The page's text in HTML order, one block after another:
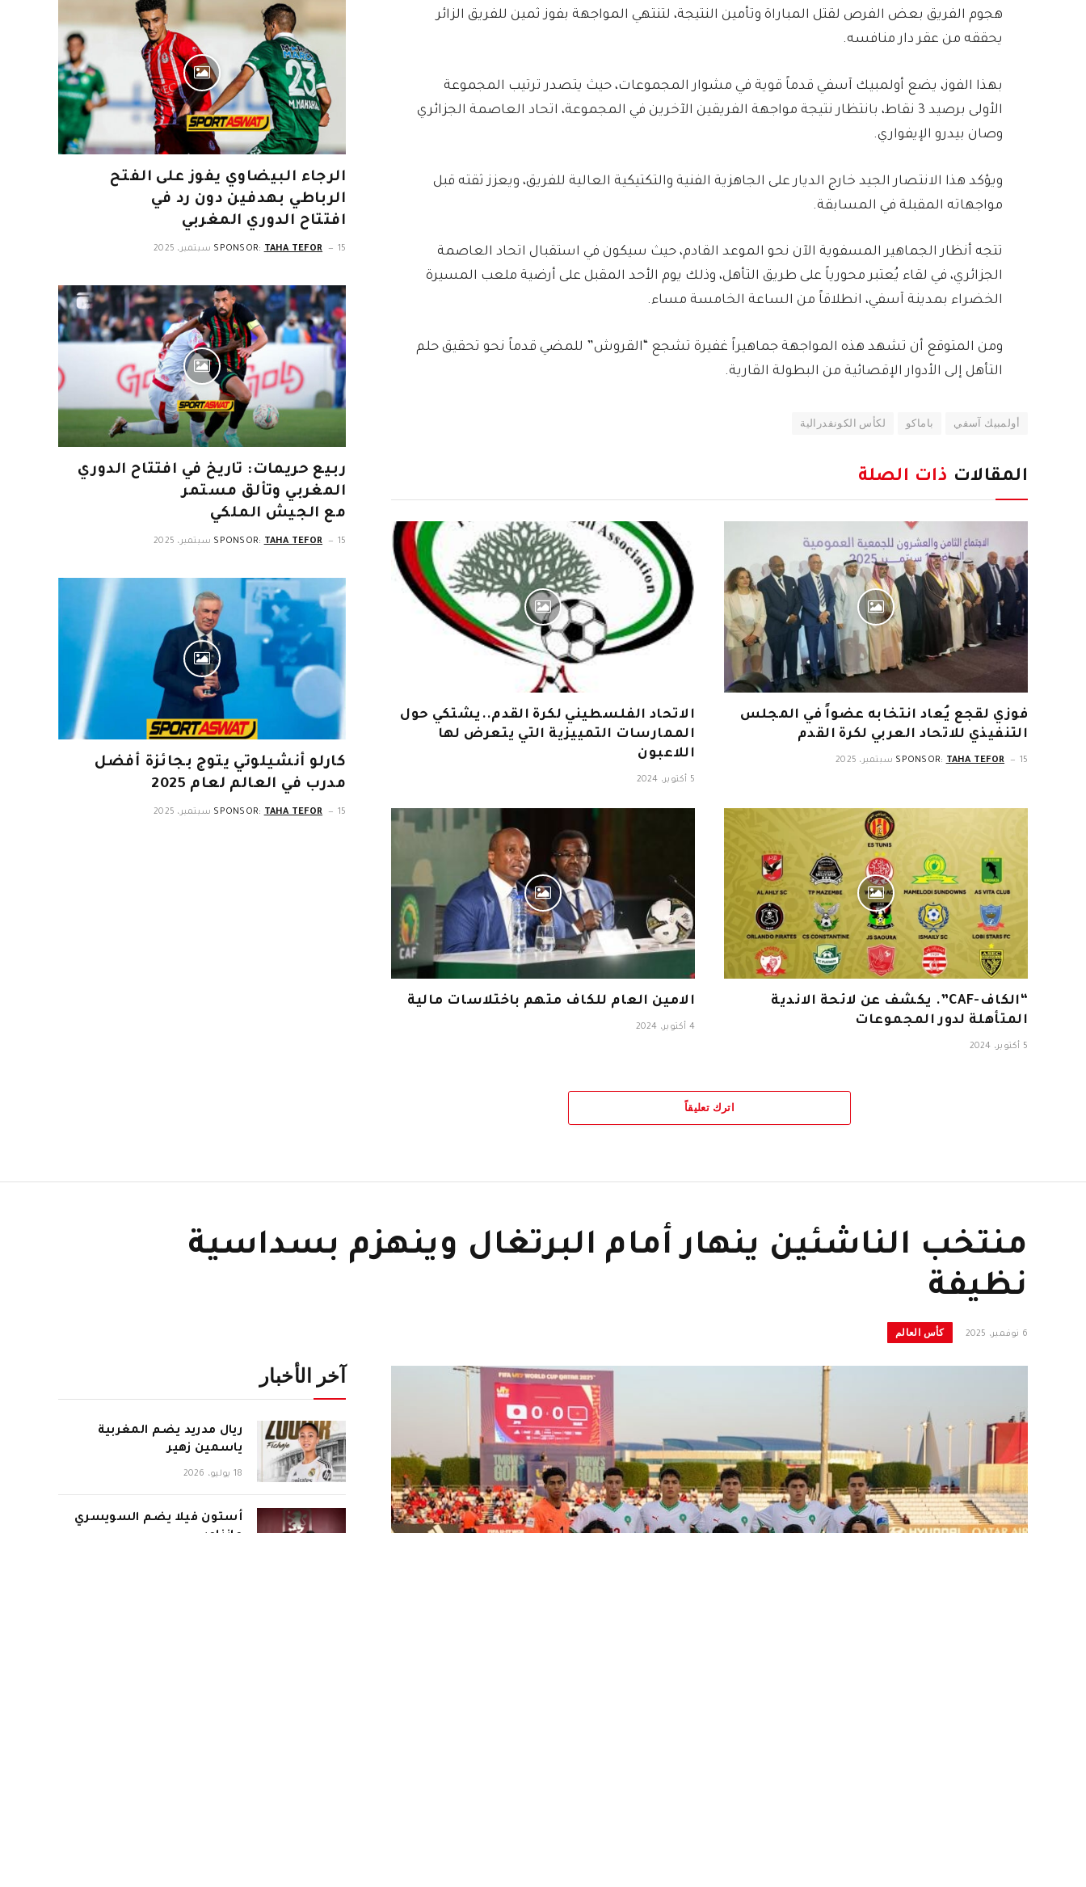
هجوم الفريق بعض الفرص لقتل المباراة وتأمين النتيجة، لتنتهي المواجهة بفوز ثمين للفريق الزائر
يحققه من عقر دار منافسه.
بهذا الفوز، يضع أولمبيك آسفي قدماً قوية في مشوار المجموعات، حيث يتصدر ترتيب المجموعة
الأولى برصيد 3 نقاط، بانتظار نتيجة مواجهة الفريقين الآخرين في المجموعة، اتحاد العاصمة الجزائري
وصان بيدرو الإيفواري.
ويؤكد هذا الانتصار الجيد خارج الديار على الجاهزية الفنية والتكتيكية العالية للفريق، ويعزز ثقته قبل
مواجهاته المقبلة في المسابقة.
تتجه أنظار الجماهير المسفوية الآن نحو الموعد القادم، حيث سيكون في استقبال اتحاد العاصمة
الجزائري، في لقاء يُعتبر محورياً على طريق التأهل، وذلك يوم الأحد المقبل على أرضية ملعب المسيرة
الخضراء بمدينة آسفي، انطلاقاً من الساعة الخامسة مساء.
ومن المتوقع أن تشهد هذه المواجهة جماهيراً غفيرة تشجع “القروش” للمضي قدماً نحو تحقيق حلم
التأهل إلى الأدوار الإقصائية من البطولة القارية.
أولمبيك آسفي باماكو لكأس الكونفدرالية
المقالات ذات الصلة
فوزي لقجع يُعاد انتخابه عضواً في المجلس
التنفيذي للاتحاد العربي لكرة القدم
SPONSOR: TAHA TEFOR 15 سبتمبر، 2025
الاتحاد الفلسطيني لكرة القدم..يشتكي حول
الممارسات التمييزية التي يتعرض لها
اللاعبون
5 أكتوبر، 2024
“الكاف-CAF”. يكشف عن لائحة الاندية
المتأهلة لدور المجموعات
5 أكتوبر، 2024
الامين العام للكاف متهم باختلاسات مالية
4 أكتوبر، 2024
اترك تعليقاً
الرجاء البيضاوي يفوز على الفتح
الرباطي بهدفين دون رد في
افتتاح الدوري المغربي
SPONSOR: TAHA TEFOR 15 سبتمبر، 2025
ربيع حريمات: تاريخ في افتتاح الدوري
المغربي وتألق مستمر
مع الجيش الملكي
SPONSOR: TAHA TEFOR 15 سبتمبر، 2025
كارلو أنشيلوتي يتوج بجائزة أفضل
مدرب في العالم لعام 2025
SPONSOR: TAHA TEFOR 15 سبتمبر، 2025
منتخب الناشئين ينهار أمام البرتغال وينهزم بسداسية
نظيفة
6 نوفمبر، 2025 كأس العالم
آخر الأخبار
ريال مدريد يضم المغربية
ياسمين زهير
18 يوليو، 2026
أستون فيلا يضم السويسري
مانزامبي